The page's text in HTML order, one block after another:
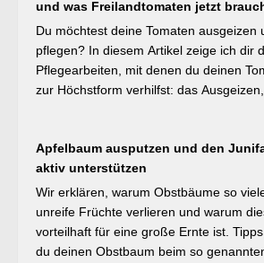
Schicht das Bodenleben an, im
schützt sie vor Austrocknung. Die ideale
Schichtdicke liegt bei 5–10 cm, immer
Abstand zum Pflanzenstamm, um
vermeiden. Besonders wertvoll: Häufige
Material werden klar benannt. [Thema-
#Bodenpflege #Mulchen
#BiologischerGartenbau]
und was Freilandtomaten jetzt
Du möchtest deine Tomaten ausgeizen
pflegen? In diesem Artikel zeige ich dir
Pflegearbeiten, mit denen du deinen
zur Höchstform verhilfst: das
pro Woche und Tomatenpflanze, sorgen
dafür, dass du mehr und größere Früchte
erntest und der gefürchteten
Braunfäule vorbeugst. Weiterlesen bei
Wurzelwerk – Gartenwissen von Profis
Kurzfassung: Ein bildreich illustrierter
Apfelbaum ausputzen und den
aktiv unterstützen
Wir erklären, warum Obstbäume so
unreife Früchte verlieren und warum
vorteilhaft für eine große Ernte ist.
du deinen Obstbaum beim so